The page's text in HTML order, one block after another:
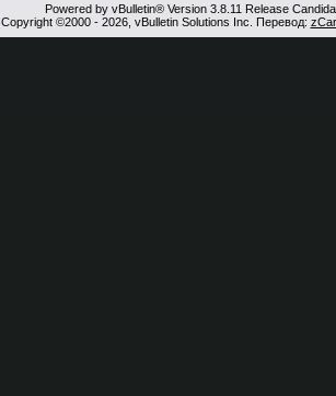
Powered by vBulletin® Version 3.8.11 Release
Copyright ©2000 - 2026, vBulletin Solutions Inc. Перевод: